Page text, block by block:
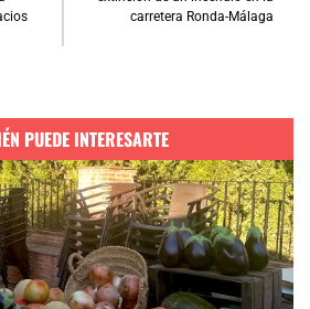
carretera Ronda-Málaga
PUEDE INTERESARTE